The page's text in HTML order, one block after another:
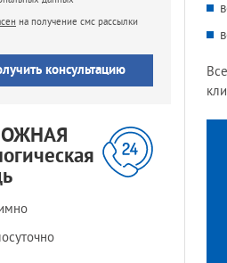
на получение смс рассылки